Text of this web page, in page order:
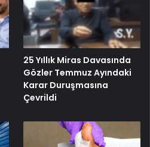
25 Yıllık Miras Davasında
Gözler Temmuz Ayındaki
Karar Duruşmasına
Çevrildi